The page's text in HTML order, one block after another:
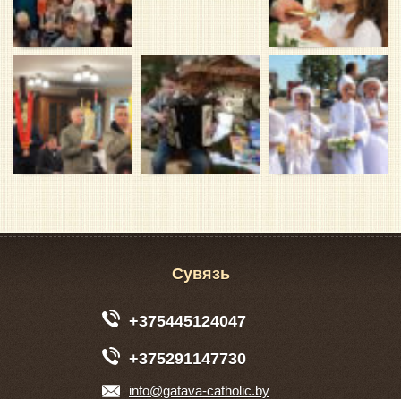
Сувязь
+375445124047
+375291147730
info@gatava-catholic.by